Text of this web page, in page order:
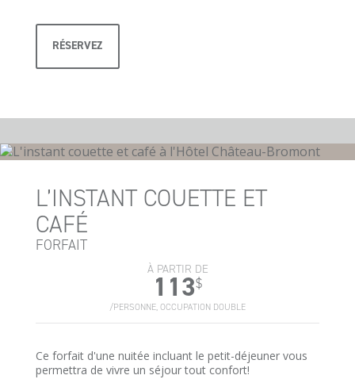
RÉSERVEZ
L’INSTANT COUETTE ET
CAFÉ
FORFAIT
À PARTIR DE
113$
/PERSONNE, OCCUPATION DOUBLE
Ce forfait d'une nuitée incluant le petit-déjeuner vous
permettra de vivre un séjour tout confort!